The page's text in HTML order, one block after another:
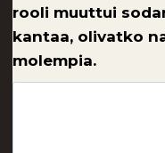
rooli muuttui
kantaa, olivatko
molempia.